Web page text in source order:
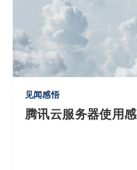
见闻感悟
腾讯云服务器使用